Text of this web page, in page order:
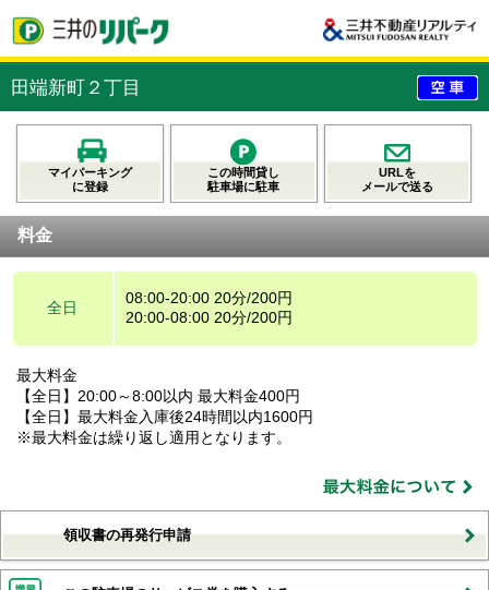
田端新町２丁目
マイパーキング
に登録
この時間貸し
駐車場に駐車
URLを
メールで送る
料金
全日
08:00-20:00 20分/200円
20:00-08:00 20分/200円
最大料金
【全日】20:00～8:00以内 最大料金400円
【全日】最大料金入庫後24時間以内1600円
※最大料金は繰り返し適用となります。
領収書の再発行申請